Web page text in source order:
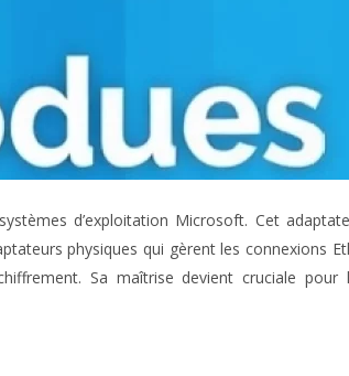
d’exploitation Microsoft. Cet
physiques qui gèrent les connexions
Sa maîtrise devient cruciale pour